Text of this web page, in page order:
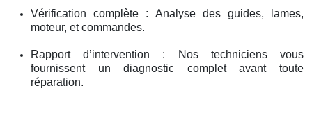
Vérification complète : Analyse des guides, lames,
moteur, et commandes.
Rapport d’intervention : Nos techniciens vous
fournissent un diagnostic complet avant toute
réparation.